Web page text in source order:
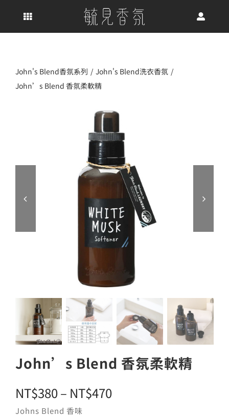
John's Blend香氛系列
John's Blend洗衣香氛
John’s Blend 香氛柔軟精
John’s Blend 香氛柔軟精
NT$380– NT$470價
Johns Blend 香味